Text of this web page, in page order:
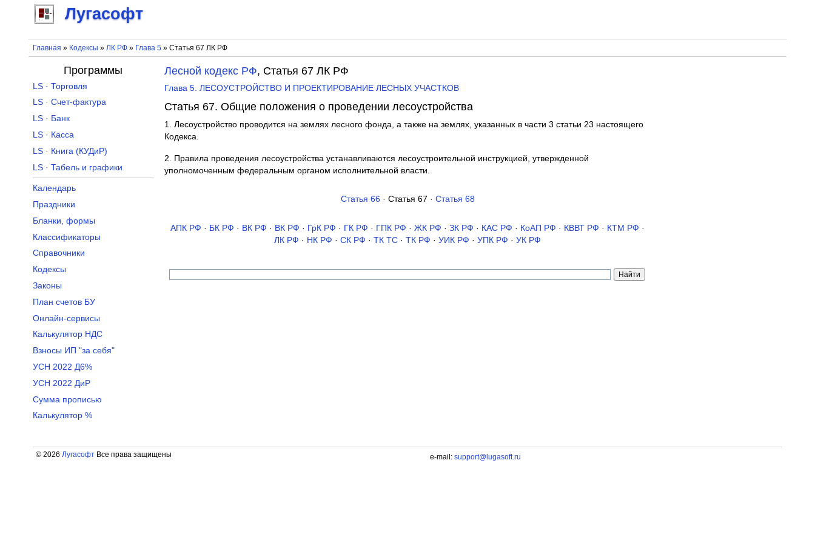
Лугасофт
Главная » Кодексы » ЛК РФ» Глава 5» Статья 67 ЛК РФ
Лесной кодекс РФ, Статья 67 ЛК РФ
Глава 5. ЛЕСОУСТРОЙСТВО И ПРОЕКТИРОВАНИЕ ЛЕСНЫХ УЧАСТКОВ
Статья 67. Общие положения о проведении лесоустройства
1. Лесоустройство проводится на землях лесного фонда, а также на землях, указанных в части 3 статьи 23 настоящего
Кодекса.
2. Правила проведения лесоустройства устанавливаются лесоустроительной инструкцией, утвержденной
уполномоченным федеральным органом исполнительной власти.
Статья 66· Статья 67 · Статья 68
АПК РФ · БК РФ · ВК РФ · ВК РФ · ГрК РФ · ГК РФ · ГПК РФ · ЖК РФ · ЗК РФ · КАС РФ · КоАП РФ · КВВТ РФ · КТМ РФ ·
ЛК РФ · НК РФ · СК РФ · ТК TC · ТК РФ · УИК РФ · УПК РФ · УК РФ
Программы
LS · Торговля
LS · Счет-фактура
LS · Банк
LS · Касса
LS · Книга (КУДиР)
LS · Табель и графики
Календарь
Праздники
Бланки, формы
Классификаторы
Справочники
Кодексы
Законы
План счетов БУ
Онлайн-сервисы
Калькулятор НДС
Взносы ИП "за себя"
УСН 2022 Д6%
УСН 2022 ДиР
Сумма прописью
Калькулятор %
© 2026 ЛугасофтВсе права защищены e-mail: support@lugasoft.ru